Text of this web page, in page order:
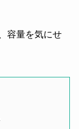
容量を気にせ